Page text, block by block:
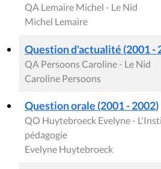
QA Lemaire Michel - Le Nid
Michel Lemaire
Question d'actualité (2001 -
QA Persoons Caroline - Le Nid
Caroline Persoons
Question orale (2001 - 2002)
QO Huytebroeck Evelyne -
pédagogie
Evelyne Huytebroeck